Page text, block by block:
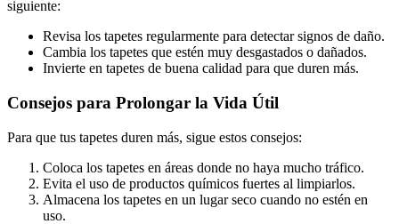
siguiente:
Revisa los tapetes regularmente para detectar signos de daño.
Cambia los tapetes que estén muy desgastados o dañados.
Invierte en tapetes de buena calidad para que duren más.
Consejos para Prolongar la Vida Útil
Para que tus tapetes duren más, sigue estos consejos:
Coloca los tapetes en áreas donde no haya mucho tráfico.
Evita el uso de productos químicos fuertes al limpiarlos.
Almacena los tapetes en un lugar seco cuando no estén en
uso.